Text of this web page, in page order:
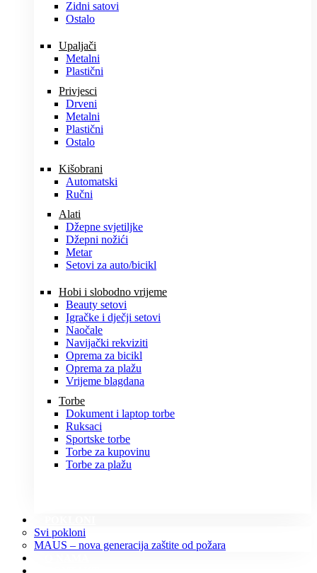
Zidni satovi
Ostalo
Upaljači
Metalni
Plastični
Privjesci
Drveni
Metalni
Plastični
Ostalo
Kišobrani
Automatski
Ručni
Alati
Džepne svjetiljke
Džepni nožići
Metar
Setovi za auto/bicikl
Hobi i slobodno vrijeme
Beauty setovi
Igračke i dječji setovi
Naočale
Navijački rekviziti
Oprema za bicikl
Oprema za plažu
Vrijeme blagdana
Torbe
Dokument i laptop torbe
Ruksaci
Sportske torbe
Torbe za kupovinu
Torbe za plažu
Svi pokloni
MAUS – nova generacija zaštite od požara